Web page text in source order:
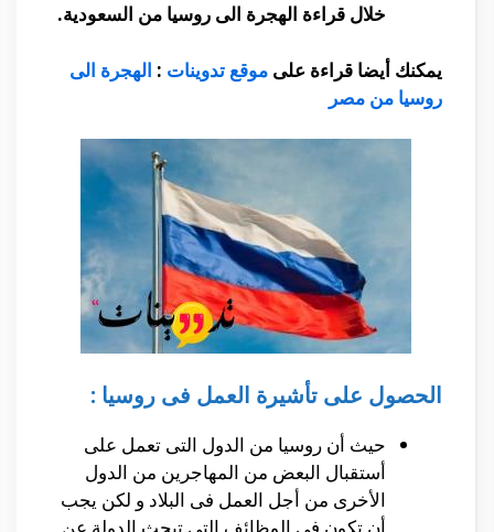
خلال قراءة الهجرة الى روسيا من السعودية.
يمكنك أيضا قراءة على موقع تدوينات : الهجرة الى
روسيا من مصر
الحصول على تأشيرة العمل فى روسيا :
حيث أن روسيا من الدول التى تعمل على
أستقبال البعض من المهاجرين من الدول
الأخرى من أجل العمل فى البلاد و لكن يجب
أن تكون فى الوظائف التى تبحث الدولة عن